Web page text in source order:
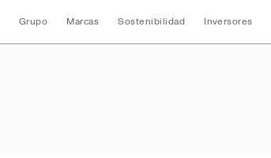
Grupo Marcas Sostenibilidad Inversores